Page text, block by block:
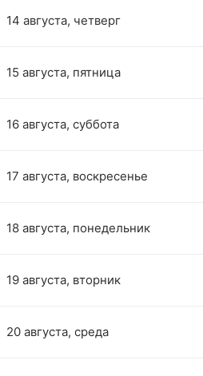
14 августа, четверг
15 августа, пятница
16 августа, суббота
17 августа, воскресенье
18 августа, понедельник
19 августа, вторник
20 августа, среда